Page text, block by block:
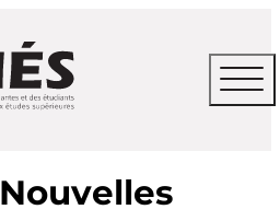
Nouvelles